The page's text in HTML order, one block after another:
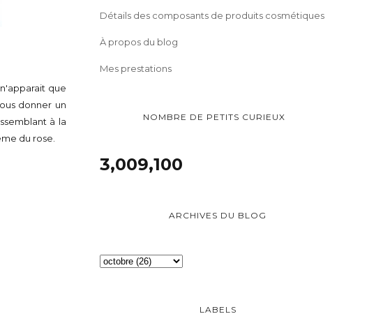
que
donner un
à la
du rose.
Détails des composants de produits cosmétiques
À propos du blog
Mes prestations
NOMBRE DE PETITS CURIEUX
3,009,100
ARCHIVES DU BLOG
LABELS